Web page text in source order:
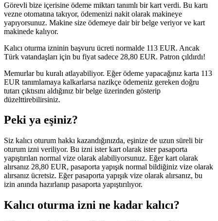
Görevli bize içerisine ödeme miktarı tanımlı bir kart verdi. Bu kartı
vezne otomatına takıyor, ödemenizi nakit olarak makineye
yapıyorsunuz. Makine size ödemeye dair bir belge veriyor ve kart
makinede kalıyor.
Kalıcı oturma izninin başvuru ücreti normalde 113 EUR. Ancak
Türk vatandaşları için bu fiyat sadece 28,80 EUR. Patron çıldırdı!
Memurlar bu kuralı atlayabiliyor. Eğer ödeme yapacağınız karta 113
EUR tanımlamaya kalkarlarsa nazikçe ödemeniz gereken doğru
tutarı çıktısını aldığınız bir belge üzerinden gösterip
düzelttirebilirsiniz.
Peki ya eşiniz?
Siz kalıcı oturum hakkı kazandığınızda, eşinize de uzun süreli bir
oturum izni veriliyor. Bu izni ister kart olarak ister pasaporta
yapıştırılan normal vize olarak alabiliyorsunuz. Eğer kart olarak
alırsanız 28,80 EUR, pasaporta yapışık normal bildiğiniz vize olarak
alırsanız ücretsiz. Eğer pasaporta yapışık vize olarak alırsanız, bu
izin anında hazırlanıp pasaporta yapıştırılıyor.
Kalıcı oturma izni ne kadar kalıcı?